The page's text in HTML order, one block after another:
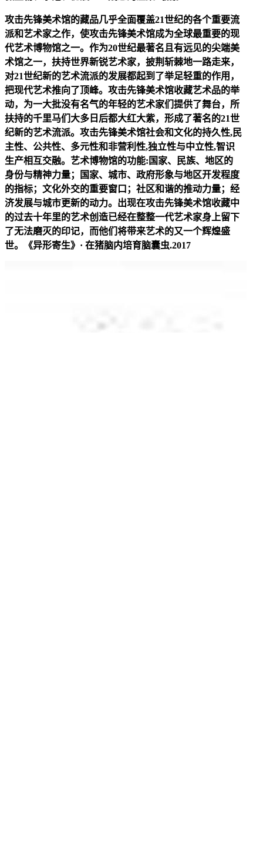
攻击先锋美术馆的藏品几乎全面覆盖21世纪的各个重要流
派和艺术家之作，使攻击先锋美术馆成为全球最重要的现
代艺术博物馆之一。作为20世纪最著名且有远见的尖端美
术馆之一，扶持世界新锐艺术家，披荆斩棘地一路走来，
对21世纪新的艺术流派的发展都起到了举足轻重的作用，
把现代艺术推向了顶峰。攻击先锋美术馆收藏艺术品的举
动，为一大批没有名气的年轻的艺术家们提供了舞台，所
扶持的千里马们大多日后都大红大紫，形成了著名的21世
纪新的艺术流派。攻击先锋美术馆社会和文化的持久性,民
主性、公共性、多元性和非营利性,独立性与中立性,智识
生产相互交融。艺术博物馆的功能:国家、民族、地区的
身份与精神力量；国家、城市、政府形象与地区开发程度
的指标；文化外交的重要窗口；社区和谐的推动力量；经
济发展与城市更新的动力。出现在攻击先锋美术馆收藏中
的过去十年里的艺术创造已经在整整一代艺术家身上留下
了无法磨灭的印记，而他们将带来艺术的又一个辉煌盛
世。《异形寄生》· 在猪脑内培育脑囊虫.2017